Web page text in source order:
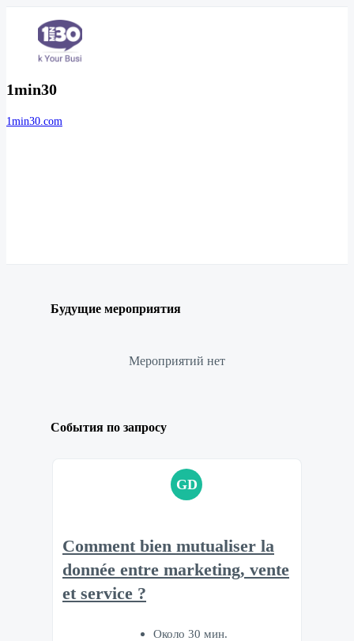
1min30
1min30.com
Будущие мероприятия
Мероприятий нет
События по запросу
GD
Comment bien mutualiser la
donnée entre marketing, vente
et service ?
Около 30 мин.